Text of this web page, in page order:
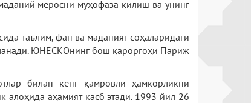
меросни муҳофаза қилиш ва унинг
таълим, фан ва маданият соҳаларидаги
ЮНЕСКОнинг бош қароргоҳи Париж
билан кенг қамровли ҳамкорликни
аҳамият касб этади. 1993 йил 26